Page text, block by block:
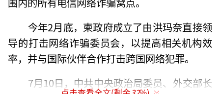
今年2月底，柬政府成立了由洪玛奈直接领
导的打击网络诈骗委员会，以提高相关机构效
率，并与国际伙伴合作打击跨国网络犯罪。
7月10日，中共中央政治局委员、外交部长